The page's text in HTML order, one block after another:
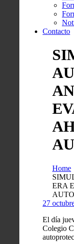
Contacto
Home
ERA
27
El día
Colegio